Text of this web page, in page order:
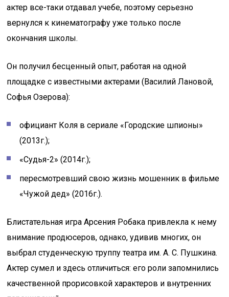
актер все-таки отдавал учебе, поэтому серьезно
вернулся к кинематографу уже только после
окончания школы.
Он получил бесценный опыт, работая на одной
площадке с известными актерами (Василий Лановой,
Софья Озерова):
официант Коля в сериале «Городские шпионы»
(2013г.);
«Судья-2» (2014г.);
пересмотревший свою жизнь мошенник в фильме
«Чужой дед» (2016г.).
Блистательная игра Арсения Робака привлекла к нему
внимание продюсеров, однако, удивив многих, он
выбрал студенческую труппу театра им. А. С. Пушкина.
Актер сумел и здесь отличиться: его роли запомнились
качественной прорисовкой характеров и внутренних